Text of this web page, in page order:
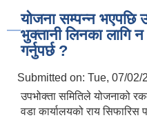
योजना सम्पन्न भएपछि
भुक्तानी लिनका लागि
गर्नुपर्छ ?
Submitted on: Tue, 07/02/
उपभोक्ता समितिले योजनाको
वडा कार्यालयको राय सिफारिस